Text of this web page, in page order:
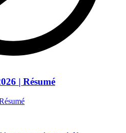
| Résumé